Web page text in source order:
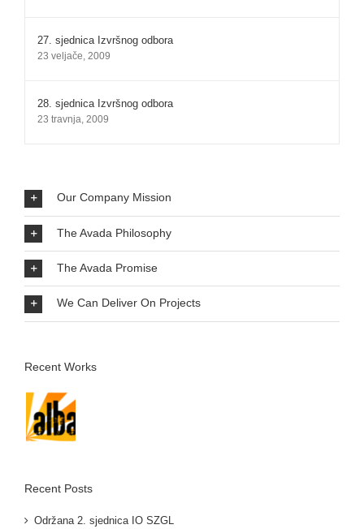
27. sjednica Izvršnog odbora
23 veljače, 2009
28. sjednica Izvršnog odbora
23 travnja, 2009
Our Company Mission
The Avada Philosophy
The Avada Promise
We Can Deliver On Projects
Recent Works
Recent Posts
Održana 2. sjednica IO SZGL